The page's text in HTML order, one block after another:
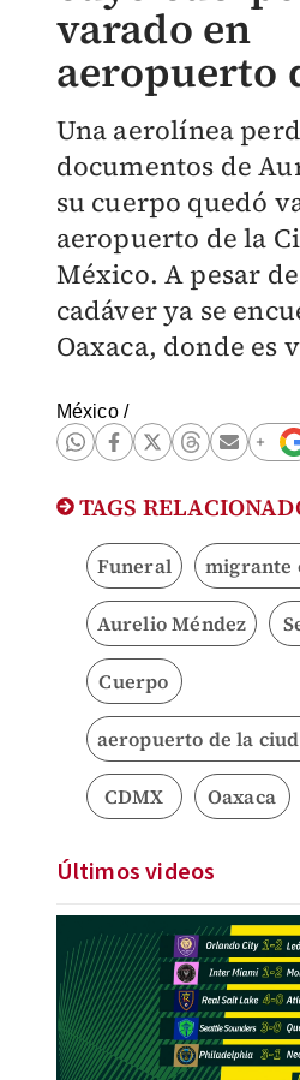
varado en
aeropuerto
Una aerolínea
documentos de
su cuerpo quedó
aeropuerto de la
México. A pesar
cadáver ya se
Oaxaca, donde es
México/
TAGS
Funeral migrante
Aurelio Méndez
Cuerpo
aeropuerto de la
CDMX Oaxaca
Últimos videos